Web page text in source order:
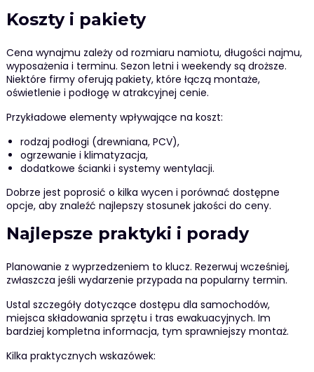
Koszty i pakiety
Cena wynajmu zależy od rozmiaru namiotu, długości najmu,
wyposażenia i terminu. Sezon letni i weekendy są droższe.
Niektóre firmy oferują pakiety, które łączą montaże,
oświetlenie i podłogę w atrakcyjnej cenie.
Przykładowe elementy wpływające na koszt:
rodzaj podłogi (drewniana, PCV),
ogrzewanie i klimatyzacja,
dodatkowe ścianki i systemy wentylacji.
Dobrze jest poprosić o kilka wycen i porównać dostępne
opcje, aby znaleźć najlepszy stosunek jakości do ceny.
Najlepsze praktyki i porady
Planowanie z wyprzedzeniem to klucz. Rezerwuj wcześniej,
zwłaszcza jeśli wydarzenie przypada na popularny termin.
Ustal szczegóły dotyczące dostępu dla samochodów,
miejsca składowania sprzętu i tras ewakuacyjnych. Im
bardziej kompletna informacja, tym sprawniejszy montaż.
Kilka praktycznych wskazówek: